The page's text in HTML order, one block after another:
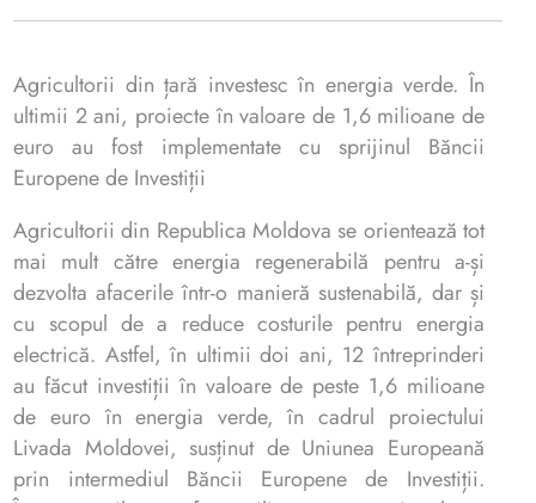
Agricultorii din țară investesc în energia verde. În
ultimii 2 ani, proiecte în valoare de 1,6 milioane de
euro au fost implementate cu sprijinul Băncii
Europene de Investiții
Agricultorii din Republica Moldova se orientează tot
mai mult către energia regenerabilă pentru a-și
dezvolta afacerile într-o manieră sustenabilă, dar și
cu scopul de a reduce costurile pentru energia
electrică. Astfel, în ultimii doi ani, 12 întreprinderi
au făcut investiții în valoare de peste 1,6 milioane
de euro în energia verde, în cadrul proiectului
Livada Moldovei, susținut de Uniunea Europeană
prin intermediul Băncii Europene de Investiții.